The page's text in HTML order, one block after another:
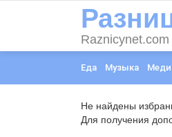
Еда Музыка
Не найдены
Для получения